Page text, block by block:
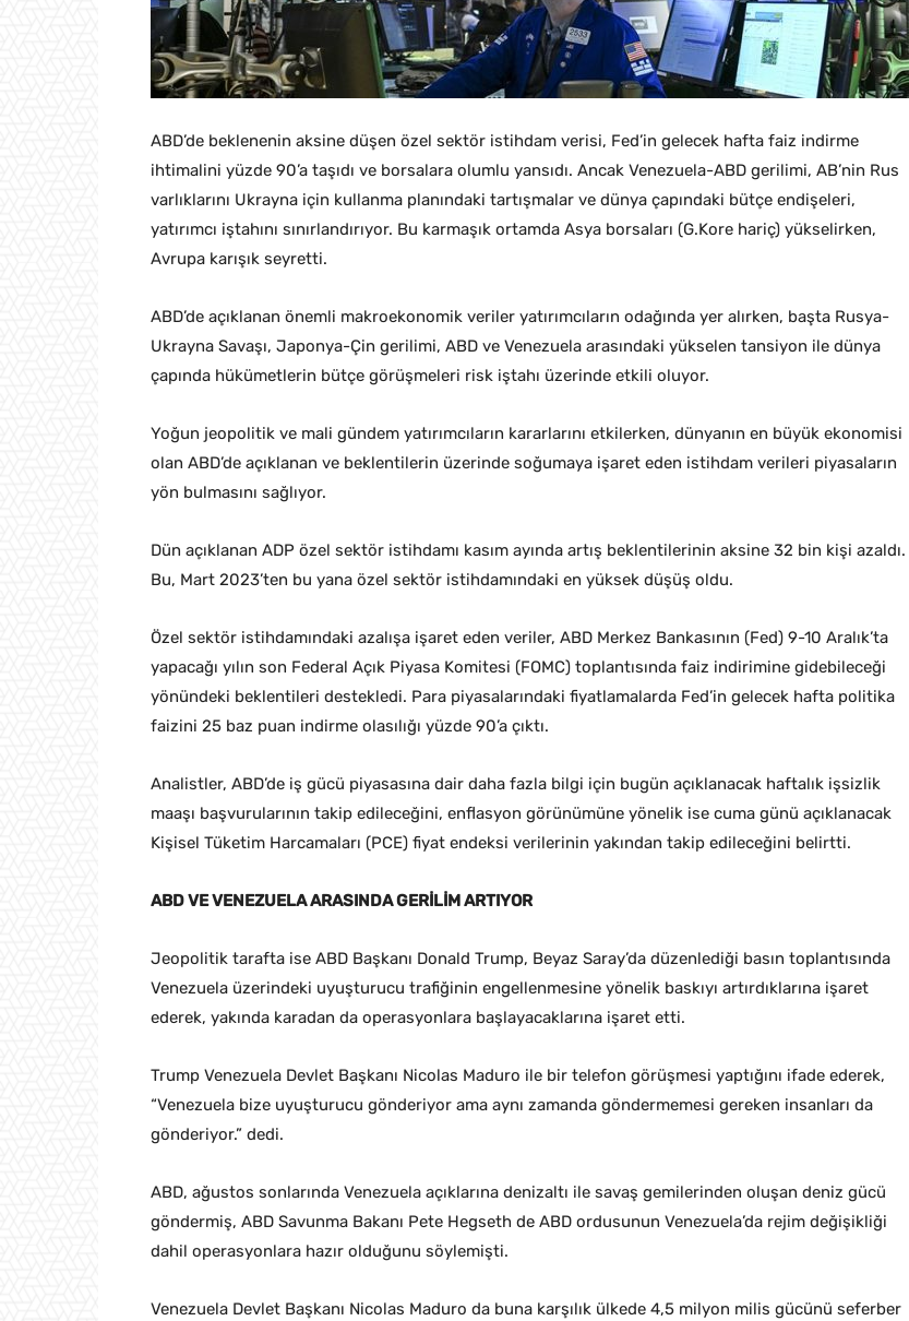
ABD’de beklenenin aksine düşen özel sektör istihdam verisi, Fed’in gelecek hafta faiz indirme
ihtimalini yüzde 90’a taşıdı ve borsalara olumlu yansıdı. Ancak Venezuela-ABD gerilimi, AB’nin Rus
varlıklarını Ukrayna için kullanma planındaki tartışmalar ve dünya çapındaki bütçe endişeleri,
yatırımcı iştahını sınırlandırıyor. Bu karmaşık ortamda Asya borsaları (G.Kore hariç) yükselirken,
Avrupa karışık seyretti.
ABD’de açıklanan önemli makroekonomik veriler yatırımcıların odağında yer alırken, başta Rusya-
Ukrayna Savaşı, Japonya-Çin gerilimi, ABD ve Venezuela arasındaki yükselen tansiyon ile dünya
çapında hükümetlerin bütçe görüşmeleri risk iştahı üzerinde etkili oluyor.
Yoğun jeopolitik ve mali gündem yatırımcıların kararlarını etkilerken, dünyanın en büyük ekonomisi
olan ABD’de açıklanan ve beklentilerin üzerinde soğumaya işaret eden istihdam verileri piyasaların
yön bulmasını sağlıyor.
Dün açıklanan ADP özel sektör istihdamı kasım ayında artış beklentilerinin aksine 32 bin kişi azaldı.
Bu, Mart 2023’ten bu yana özel sektör istihdamındaki en yüksek düşüş oldu.
Özel sektör istihdamındaki azalışa işaret eden veriler, ABD Merkez Bankasının (Fed) 9-10 Aralık’ta
yapacağı yılın son Federal Açık Piyasa Komitesi (FOMC) toplantısında faiz indirimine gidebileceği
yönündeki beklentileri destekledi. Para piyasalarındaki fiyatlamalarda Fed’in gelecek hafta politika
faizini 25 baz puan indirme olasılığı yüzde 90’a çıktı.
Analistler, ABD’de iş gücü piyasasına dair daha fazla bilgi için bugün açıklanacak haftalık işsizlik
maaşı başvurularının takip edileceğini, enflasyon görünümüne yönelik ise cuma günü açıklanacak
Kişisel Tüketim Harcamaları (PCE) fiyat endeksi verilerinin yakından takip edileceğini belirtti.
ABD VE VENEZUELA ARASINDA GERİLİM ARTIYOR
Jeopolitik tarafta ise ABD Başkanı Donald Trump, Beyaz Saray’da düzenlediği basın toplantısında
Venezuela üzerindeki uyuşturucu trafiğinin engellenmesine yönelik baskıyı artırdıklarına işaret
ederek, yakında karadan da operasyonlara başlayacaklarına işaret etti.
Trump Venezuela Devlet Başkanı Nicolas Maduro ile bir telefon görüşmesi yaptığını ifade ederek,
“Venezuela bize uyuşturucu gönderiyor ama aynı zamanda göndermemesi gereken insanları da
gönderiyor.” dedi.
ABD, ağustos sonlarında Venezuela açıklarına denizaltı ile savaş gemilerinden oluşan deniz gücü
göndermiş, ABD Savunma Bakanı Pete Hegseth de ABD ordusunun Venezuela’da rejim değişikliği
dahil operasyonlara hazır olduğunu söylemişti.
Venezuela Devlet Başkanı Nicolas Maduro da buna karşılık ülkede 4,5 milyon milis gücünü seferber